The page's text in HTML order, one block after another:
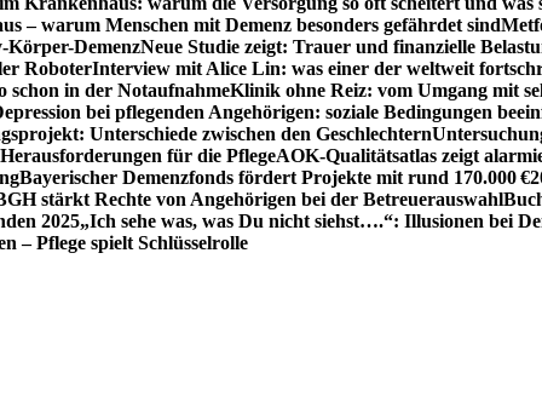
– warum Menschen mit Demenz besonders gefährdet sind
Körper-DemenzNeue Studie zeigt: Trauer und finanzielle
RoboterInterview mit Alice Lin: was einer der weltweit
schon in der NotaufnahmeKlinik ohne Reiz: vom Umgang mit
bei pflegenden Angehörigen: soziale Bedingungen
Unterschiede zwischen den Geschlechtern
für die PflegeAOK-Qualitätsatlas zeigt
Bayerischer Demenzfonds fördert Projekte mit rund 170.000 €
stärkt Rechte von Angehörigen bei der Betreuerauswahl
2025„Ich sehe was, was Du nicht siehst….“: Illusionen bei
– Pflege spielt Schlüsselrolle